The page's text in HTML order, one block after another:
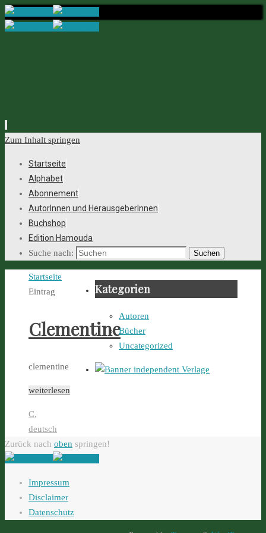
Zum Inhalt springen
Startseite
Alphabet
Abonnement
AutorInnen und HerausgeberInnen
Buchshop
Edition Hamouda
Suche nach:
Suchen
Startseite
Eintrag
Clementine
clementine
weiterlesen
C,
deutsch
Kategorien
Autoren
Bücher
Uncategorized
Zurück nach oben springen!
Impressum
Disclaimer
Datenschutz